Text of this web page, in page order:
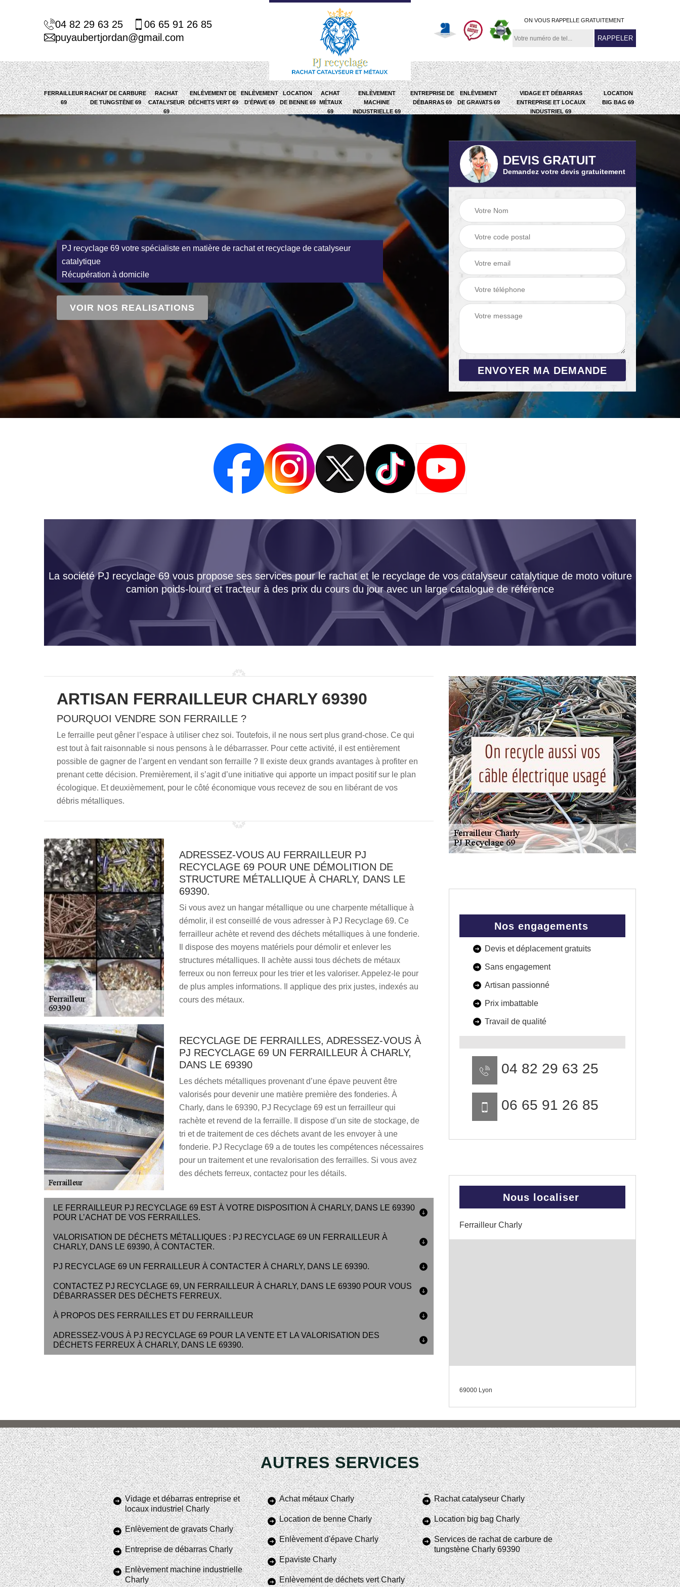
04 82 29 63 25
06 65 91 26 85
puyaubertjordan@gmail.com
ON VOUS RAPPELLE GRATUITEMENT
FERRAILLEUR
69
RACHAT DE CARBURE
DE TUNGSTÈNE 69
RACHAT
CATALYSEUR
69
ENLÈVEMENT DE
DÉCHETS VERT 69
ENLÈVEMENT
D'ÉPAVE 69
LOCATION
DE BENNE 69
ACHAT
MÉTAUX
69
ENLÈVEMENT
MACHINE
INDUSTRIELLE 69
ENTREPRISE DE
DÉBARRAS 69
ENLÈVEMENT
DE GRAVATS 69
VIDAGE ET DÉBARRAS
ENTREPRISE ET LOCAUX
INDUSTRIEL 69
LOCATION
BIG BAG 69
PJ recyclage 69 votre spécialiste en matière de rachat et recyclage de catalyseur
catalytique
Récupération à domicile
VOIR NOS REALISATIONS
DEVIS GRATUIT
Demandez votre devis gratuitement
La société PJ recyclage 69 vous propose ses services pour le rachat et le recyclage de vos catalyseur catalytique de moto voiture
camion poids-lourd et tracteur à des prix du cours du jour avec un large catalogue de référence
ARTISAN FERRAILLEUR CHARLY 69390
POURQUOI VENDRE SON FERRAILLE ?
Le ferraille peut gêner l’espace à utiliser chez soi. Toutefois, il ne nous sert plus grand-chose. Ce qui
est tout à fait raisonnable si nous pensons à le débarrasser. Pour cette activité, il est entièrement
possible de gagner de l’argent en vendant son ferraille ? Il existe deux grands avantages à profiter en
prenant cette décision. Premièrement, il s’agit d’une initiative qui apporte un impact positif sur le plan
écologique. Et deuxièmement, pour le côté économique vous recevez de sou en libérant de vos
débris métalliques.
ADRESSEZ-VOUS AU FERRAILLEUR PJ
RECYCLAGE 69 POUR UNE DÉMOLITION DE
STRUCTURE MÉTALLIQUE À CHARLY, DANS LE
69390.
Si vous avez un hangar métallique ou une charpente métallique à
démolir, il est conseillé de vous adresser à PJ Recyclage 69. Ce
ferrailleur achète et revend des déchets métalliques à une fonderie.
Il dispose des moyens matériels pour démolir et enlever les
structures métalliques. Il achète aussi tous déchets de métaux
ferreux ou non ferreux pour les trier et les valoriser. Appelez-le pour
de plus amples informations. Il applique des prix justes, indexés au
cours des métaux.
RECYCLAGE DE FERRAILLES, ADRESSEZ-VOUS À
PJ RECYCLAGE 69 UN FERRAILLEUR À CHARLY,
DANS LE 69390
Les déchets métalliques provenant d’une épave peuvent être
valorisés pour devenir une matière première des fonderies. À
Charly, dans le 69390, PJ Recyclage 69 est un ferrailleur qui
rachète et revend de la ferraille. Il dispose d’un site de stockage, de
tri et de traitement de ces déchets avant de les envoyer à une
fonderie. PJ Recyclage 69 a de toutes les compétences nécessaires
pour un traitement et une revalorisation des ferrailles. Si vous avez
des déchets ferreux, contactez pour les détails.
LE FERRAILLEUR PJ RECYCLAGE 69 EST À VOTRE DISPOSITION À CHARLY, DANS LE 69390
POUR L’ACHAT DE VOS FERRAILLES.
VALORISATION DE DÉCHETS MÉTALLIQUES : PJ RECYCLAGE 69 UN FERRAILLEUR À
CHARLY, DANS LE 69390, À CONTACTER.
PJ RECYCLAGE 69 UN FERRAILLEUR À CONTACTER À CHARLY, DANS LE 69390.
CONTACTEZ PJ RECYCLAGE 69, UN FERRAILLEUR À CHARLY, DANS LE 69390 POUR VOUS
DÉBARRASSER DES DÉCHETS FERREUX.
À PROPOS DES FERRAILLES ET DU FERRAILLEUR
ADRESSEZ-VOUS À PJ RECYCLAGE 69 POUR LA VENTE ET LA VALORISATION DES
DÉCHETS FERREUX À CHARLY, DANS LE 69390.
Nos engagements
Devis et déplacement gratuits
Sans engagement
Artisan passionné
Prix imbattable
Travail de qualité
04 82 29 63 25
06 65 91 26 85
Nous localiser
Ferrailleur Charly
69000 Lyon
AUTRES SERVICES
Vidage et débarras entreprise et
locaux industriel Charly
Enlèvement de gravats Charly
Entreprise de débarras Charly
Enlèvement machine industrielle
Charly
Achat métaux Charly
Location de benne Charly
Enlèvement d'épave Charly
Epaviste Charly
Enlèvement de déchets vert Charly
Rachat catalyseur Charly
Location big bag Charly
Services de rachat de carbure de
tungstène Charly 69390